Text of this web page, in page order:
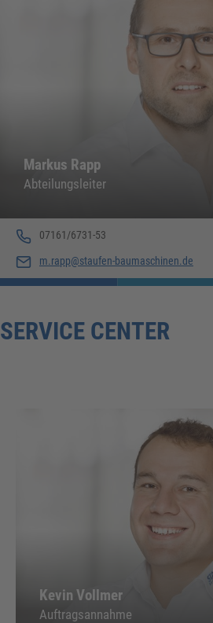
Markus Rapp
Abteilungsleiter
07161/6731-53
m.rapp@staufen-baumaschinen.de
SERVICE CENTER
Kevin Vollmer
Auftragsannahme